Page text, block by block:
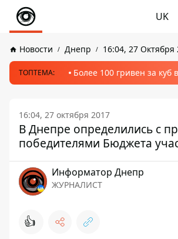
UK
Новости Днепр 16:04, 27 Октября
ТОПТЕМА: Более 100 гривен за
16:04, 27 октября 2017
В Днепре определились с
победителями Бюджета
Информатор Днепр
ЖУРНАЛИСТ
👍